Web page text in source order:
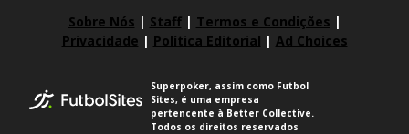
Sobre Nós | Staff| Termos e Condições |
Privacidade | Política Editorial | Ad Choices
Superpoker, assim como Futbol
Sites, é uma empresa
pertencente à Better Collective.
Todos os direitos reservados